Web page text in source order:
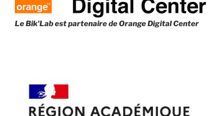
Le Bik'Lab est partenaire deOrange Digital Center